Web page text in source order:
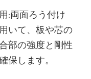
:両面ろう付け
いて、板や芯の
部の強度と剛性
保します。